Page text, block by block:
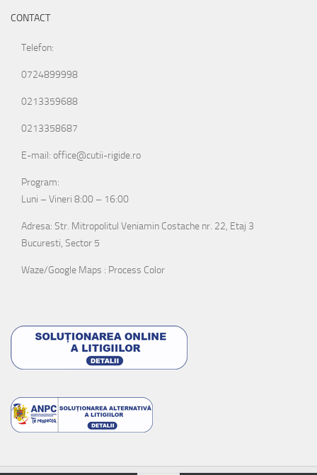
CONTACT
Telefon:
0724899998
0213359688
0213358687
E-mail: office@cutii-rigide.ro
Program:
Luni – Vineri 8:00 – 16:00
Adresa: Str. Mitropolitul Veniamin Costache nr. 22, Etaj 3
Bucuresti, Sector 5
Waze/Google Maps : Process Color